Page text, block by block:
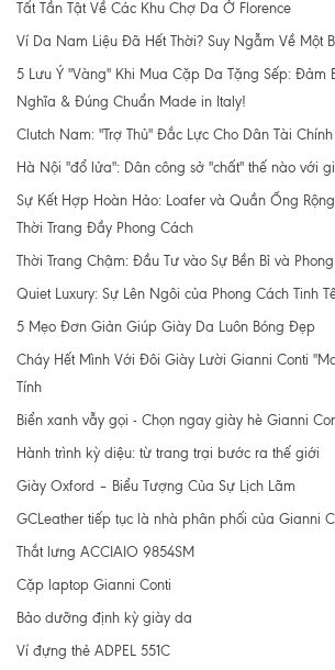
Tất Tần Tật Về Các Khu Chợ Da Ở Florence
Ví Da Nam Liệu Đã Hết Thời? Suy Ngẫm Về Một
5 Lưu Ý "Vàng" Khi Mua Cặp Da Tặng Sếp: Đảm
Nghĩa & Đúng Chuẩn Made in Italy!
Clutch Nam: "Trợ Thủ" Đắc Lực Cho Dân Tài
Hà Nội "đổ lửa": Dân công sở "chất" thế nào với
Sự Kết Hợp Hoàn Hảo: Loafer và Quần Ống
Thời Trang Đầy Phong Cách
Thời Trang Chậm: Đầu Tư vào Sự Bền Bỉ và
Quiet Luxury: Sự Lên Ngôi của Phong Cách Tinh
5 Mẹo Đơn Giản Giúp Giày Da Luôn Bóng Đẹp
Cháy Hết Mình Với Đôi Giày Lười Gianni Conti
Tính
Biển xanh vẫy gọi - Chọn ngay giày hè Gianni
Hành trình kỳ diệu: từ trang trại bước ra thế giới
Giày Oxford – Biểu Tượng Của Sự Lịch Lãm
GCLeather tiếp tục là nhà phân phối của Gianni
Thắt lưng ACCIAIO 9854SM
Cặp laptop Gianni Conti
Bảo dưỡng định kỳ giày da
Ví đựng thẻ ADPEL 551C